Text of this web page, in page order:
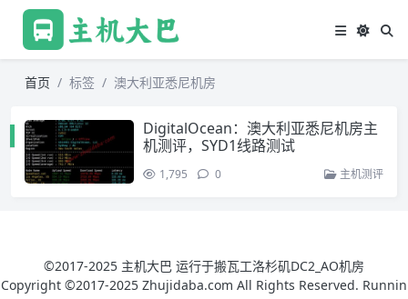
首页 标签 澳大利亚悉尼机房
DigitalOcean：澳大利亚悉尼机房主
机测评，SYD1线路测试
1,795 0 主机测评
©2017-2025 主机大巴 运行于搬瓦工洛杉矶DC2_AO机房
Copyright ©2017-2025 Zhujidaba.com All Rights Reserved. Runnin